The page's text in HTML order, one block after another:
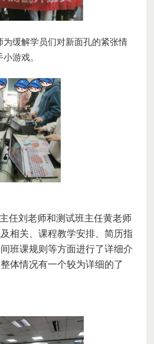
为缓解学员们对新面孔的紧张情
游戏。
任刘老师和测试班主任黄老师
相关 、课程教学安排、简历指
班课规则等方面进行了详细介
体情况有一个较为详细的了